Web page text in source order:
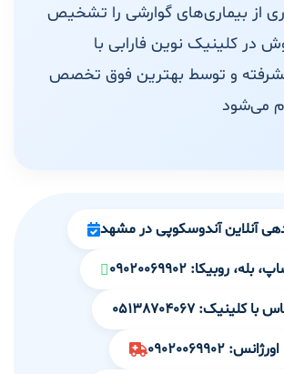
از بیماری‌های گوارشی را تشخیص
در کلینیک نوین فارابی با
و توسط بهترین فوق تخصص
آنلاین آندوسکوپی در مشهد
بله، روبیکا: 09020069902
با کلینیک: 05138704067
اورژانس: 09020069902